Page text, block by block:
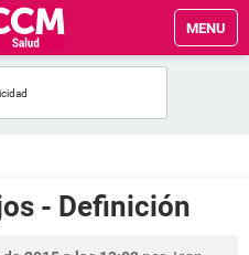
MENU
- Definición